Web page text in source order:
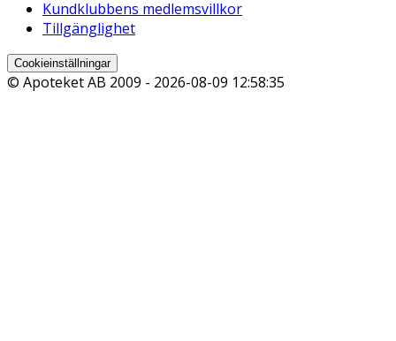
Kundklubbens medlemsvillkor
Tillgänglighet
Cookieinställningar
© Apoteket AB 2009 - 2026-08-09 12:58:35